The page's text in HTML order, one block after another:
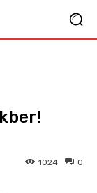
0
1024